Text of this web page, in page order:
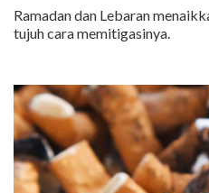
Ramadan dan Lebaran
tujuh cara memitigasinya.